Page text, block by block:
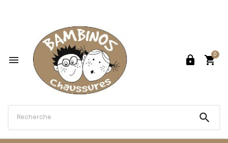
  
0
